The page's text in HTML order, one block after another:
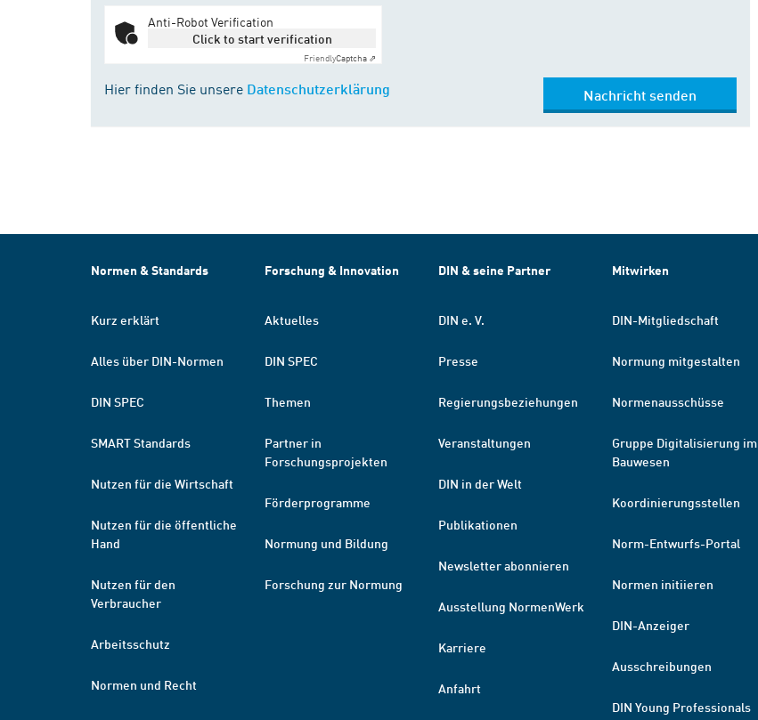
Anti-Robot Verification
Click to start verification
FriendlyCaptcha ⇗
Hier finden Sie unsere Datenschutzerklärung Nachricht senden
Normen & Standards
Kurz erklärt
Alles über DIN-Normen
DIN SPEC
SMART Standards
Nutzen für die Wirtschaft
Nutzen für die öffentliche
Hand
Nutzen für den
Verbraucher
Arbeitsschutz
Normen und Recht
Forschung & Innovation
Aktuelles
DIN SPEC
Themen
Partner in
Forschungsprojekten
Förderprogramme
Normung und Bildung
Forschung zur Normung
DIN & seine Partner
DIN e. V.
Presse
Regierungsbeziehungen
Veranstaltungen
DIN in der Welt
Publikationen
Newsletter abonnieren
Ausstellung NormenWerk
Karriere
Anfahrt
Mitwirken
DIN-Mitgliedschaft
Normung mitgestalten
Normenausschüsse
Gruppe Digitalisierung im
Bauwesen
Koordinierungsstellen
Norm-Entwurfs-Portal
Normen initiieren
DIN-Anzeiger
Ausschreibungen
DIN Young Professionals